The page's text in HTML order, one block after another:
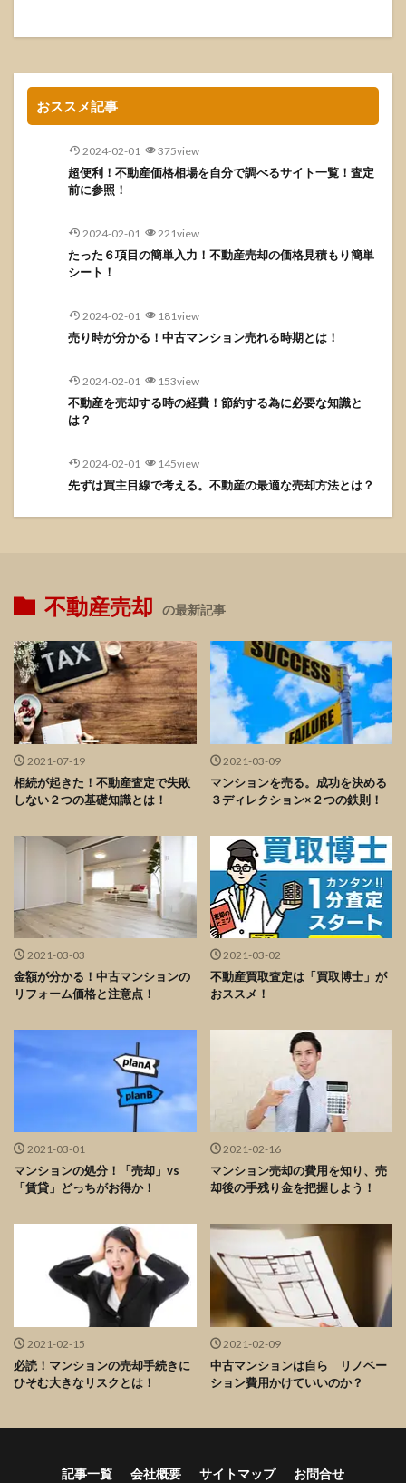
おススメ記事
2024-02-01 375view
超便利！不動産価格相場を自分で調べるサイト一覧！査定
前に参照！
2024-02-01 221view
たった６項目の簡単入力！不動産売却の価格見積もり簡単
シート！
2024-02-01 181view
売り時が分かる！中古マンション売れる時期とは！
2024-02-01 153view
不動産を売却する時の経費！節約する為に必要な知識と
は？
2024-02-01 145view
先ずは買主目線で考える。不動産の最適な売却方法とは？
不動産売却 の最新記事
2021-07-19
相続が起きた！不動産査定で失敗
しない２つの基礎知識とは！
2021-03-09
マンションを売る。成功を決める
３ディレクション×２つの鉄則！
2021-03-03
金額が分かる！中古マンションの
リフォーム価格と注意点！
2021-03-02
不動産買取査定は「買取博士」が
おススメ！
2021-03-01
マンションの処分！「売却」vs
「賃貸」どっちがお得か！
2021-02-16
マンション売却の費用を知り、売
却後の手残り金を把握しよう！
2021-02-15
必読！マンションの売却手続きに
ひそむ大きなリスクとは！
2021-02-09
中古マンションは自ら リノベー
ション費用かけていいのか？
記事一覧 会社概要 サイトマップ お問合せ